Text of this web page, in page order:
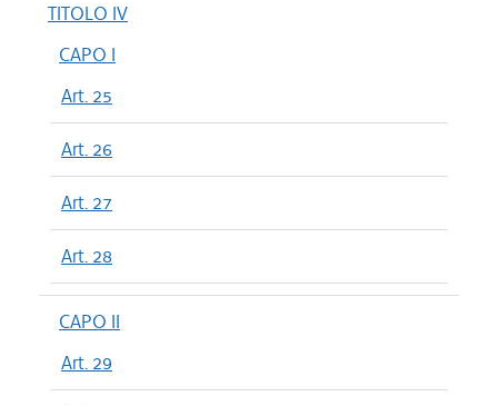
TITOLO IV
CAPO I
Art. 25
Art. 26
Art. 27
Art. 28
CAPO II
Art. 29